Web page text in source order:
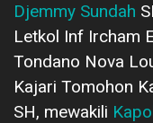
Djemmy Sundah
Letkol Inf Ircham
Tondano Nova
Kajari Tomohon
SH, mewakili